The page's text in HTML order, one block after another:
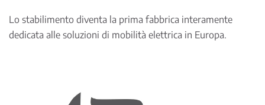
Lo stabilimento diventa la prima fabbrica interamente
dedicata alle soluzioni di mobilità elettrica in Europa.